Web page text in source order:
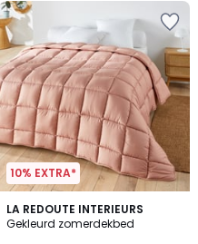
10% EXTRA*
LA REDOUTE INTERIEURS
Gekleurd zomerdekbed
4,6
/ 5
6
Kleuren